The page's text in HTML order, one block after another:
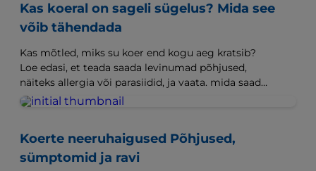
Kas koeral on sageli sügelus? Mida see
võib tähendada
Kas mõtled, miks su koer end kogu aeg kratsib?
Loe edasi, et teada saada levinumad põhjused,
näiteks allergia või parasiidid, ja vaata. mida saad
teha oma koera aitamiseks.
Koerte neeruhaigused Põhjused,
sümptomid ja ravi